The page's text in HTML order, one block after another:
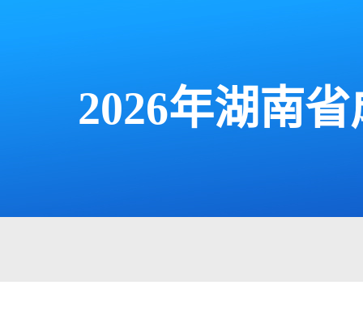
2026年湖南